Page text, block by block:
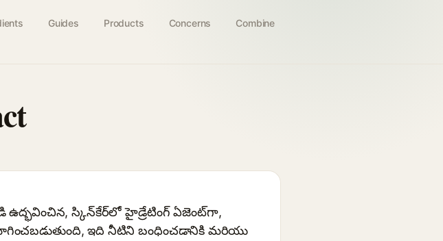
Guides Products Concerns Combine
ఉద్భవించిన, స్కిన్‌కేర్‌లో హైడ్రేటింగ్ ఏజెంట్‌గా,
ఇది నీటిని బంధించడానికి మరియు